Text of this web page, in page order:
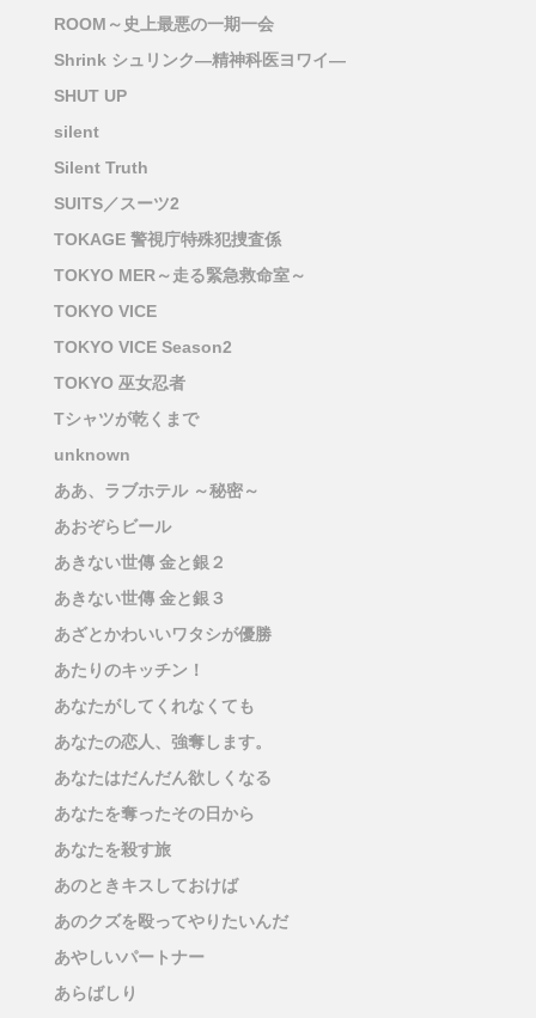
ROOM～史上最悪の一期一会
Shrink シュリンク―精神科医ヨワイ―
SHUT UP
silent
Silent Truth
SUITS／スーツ2
TOKAGE 警視庁特殊犯捜査係
TOKYO MER～走る緊急救命室～
TOKYO VICE
TOKYO VICE Season2
TOKYO 巫女忍者
Tシャツが乾くまで
unknown
ああ、ラブホテル ～秘密～
あおぞらビール
あきない世傳 金と銀２
あきない世傳 金と銀３
あざとかわいいワタシが優勝
あたりのキッチン！
あなたがしてくれなくても
あなたの恋人、強奪します。
あなたはだんだん欲しくなる
あなたを奪ったその日から
あなたを殺す旅
あのときキスしておけば
あのクズを殴ってやりたいんだ
あやしいパートナー
あらばしり